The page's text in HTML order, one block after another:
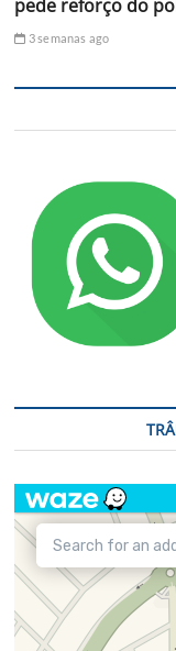
pede reforço do
3 semanas ago